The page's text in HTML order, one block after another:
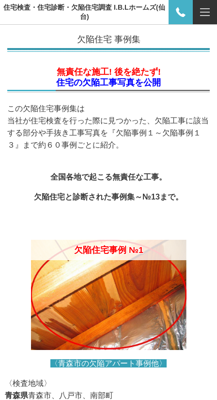
住宅検査・住宅診断・欠陥住宅調査 I.B.Lホームズ(仙
台)
欠陥住宅 事例集
無責任な施工! 後を絶たず!
住宅の欠陥工事写真を公開
この欠陥住宅事例集は
当社が住宅検査を行った際に見つかった、 欠陥工事に該当
する部分や手抜き工事写真を 『欠陥事例１～欠陥事例１
３』まで約６０事例ごとに紹介。
全国各地で起こる無責任な工事。
欠陥住宅と診断された事例集～№13まで。
欠陥住宅事例 №1
〈青森市の欠陥アパート事例他〉
〈検査地域〉
青森県青森市、八戸市、南部町